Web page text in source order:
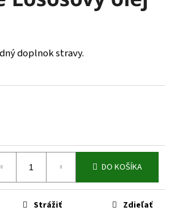
doplnok stravy.
DO KOŠÍKA
Strážiť Zdieľať